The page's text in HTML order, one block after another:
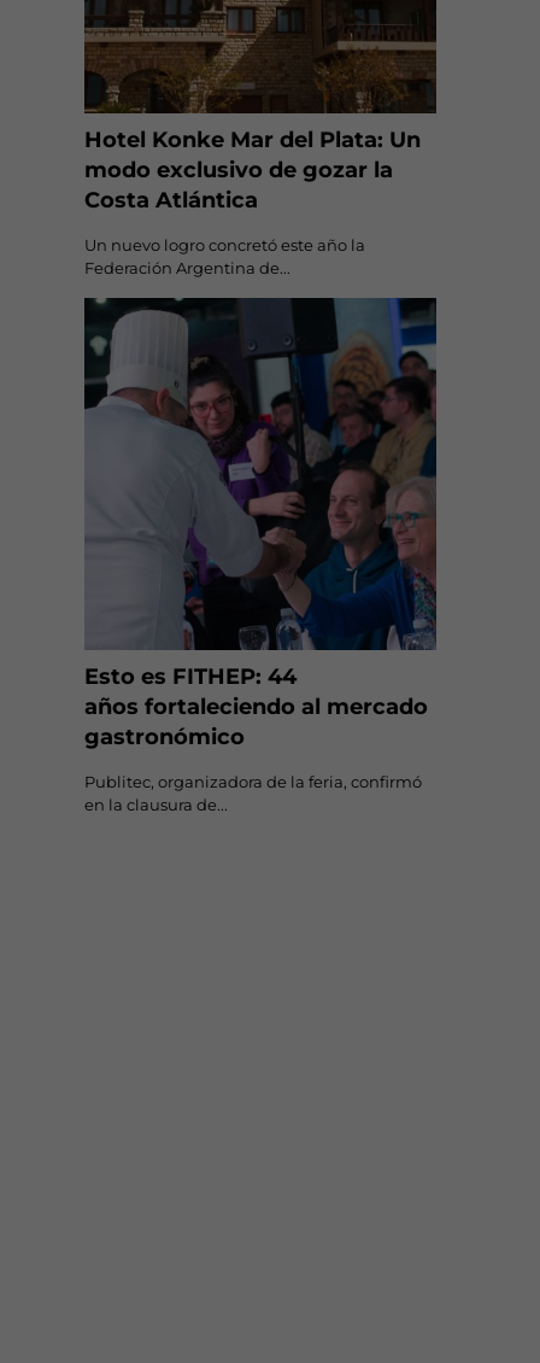
Hotel Konke Mar del Plata: Un
modo exclusivo de gozar la
Costa Atlántica
Un nuevo logro concretó este año la
Federación Argentina de...
Esto es FITHEP: 44
años fortaleciendo al mercado
gastronómico
Publitec, organizadora de la feria, confirmó
en la clausura de...